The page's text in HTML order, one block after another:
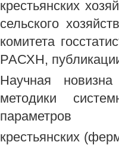
крестьянских
сельского
комитета
РАСХН,
Научная
методики
параметров
крестьянских